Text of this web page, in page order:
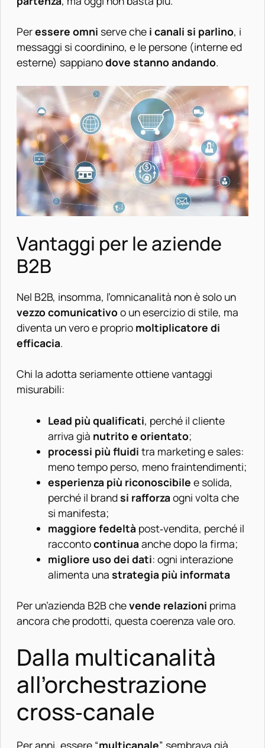
Peressere omni serve che i canali si parlino, i
messaggi si coordinino, e le persone (interne ed
esterne) sappianodove stanno andando.
Vantaggi per le aziende
B2B
Nel B2B, insomma, l’omnicanalità non è solo un
vezzo comunicativoo un esercizio di stile, ma
diventa un vero e proprio moltiplicatore di
efficacia.
Chi la adotta seriamente ottiene vantaggi
misurabili:
Lead più qualificati, perché il cliente
arriva già nutrito e orientato;
processi più fluidi tra marketing e sales:
meno tempo perso, meno fraintendimenti;
esperienza più riconoscibile e solida,
perché il brandsi rafforza ogni volta che
si manifesta;
maggiore fedeltà post‑vendita, perché il
raccontocontinua anche dopo la firma;
migliore uso dei dati: ogni interazione
alimenta una strategia più informata
Per un’azienda B2B chevende relazioni prima
ancora che prodotti, questa coerenza vale oro.
Dalla multicanalità
all’orchestrazione
cross‑canale